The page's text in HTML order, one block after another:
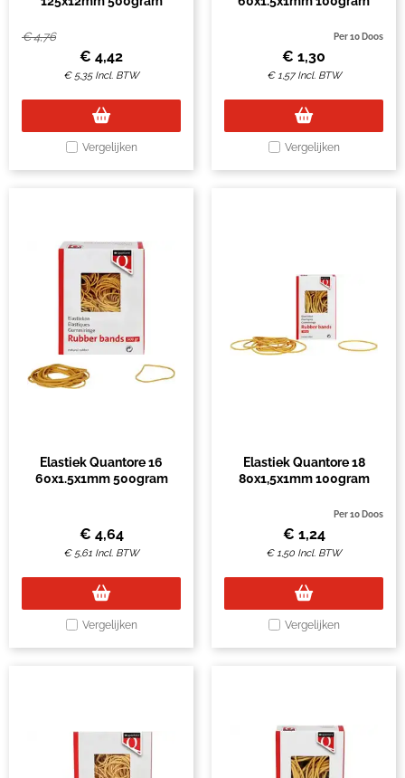
€4,76
€ 4,42
€ 5,35 Incl. BTW
Vergelijken
Per 10 Doos
€ 1,30
€1,57 Incl. BTW
Vergelijken
Elastiek Quantore 16
60x1.5x1mm 500gram
€ 4,64
€ 5,61 Incl. BTW
Vergelijken
Elastiek Quantore 18
80x1,5x1mm 100gram
Per 10 Doos
€ 1,24
€1,50 Incl. BTW
Vergelijken